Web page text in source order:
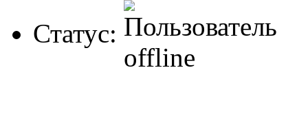
Статус: